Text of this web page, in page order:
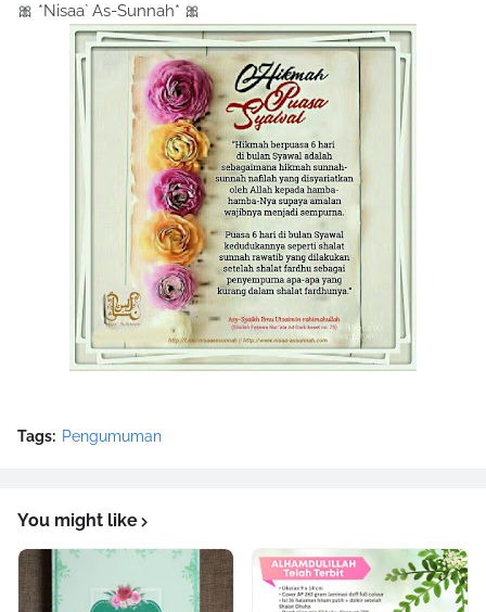
🎀 *Nisaa` As-Sunnah* 🎀
Tags: Pengumuman
You might like